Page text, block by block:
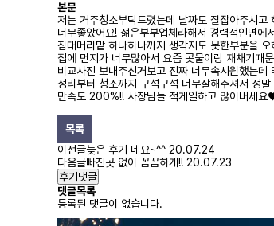
본문
저는 거주청소부탁드렸는데 날짜도 잘잡아주시고
너무좋았어요! 젊은부부업체라해서 경력적인면
침대머리맡 하나하나까지 생각지도 못한부분을
집에 먼지가 너무많아서 요즘 콧물이랑 재채기때
비교사진 보내주신거보고 진짜 너무속시원했는
정리부터 청소까지 구석구석 너무잘해주셔서 정
만족도 200%!! 사장님들 적게일하고 많이버세요
목록
이전글늦은 후기 네요~^^ 20.07.24
다음글빠진곳 없이 꼼꼼하게!! 20.07.23
후기댓글
댓글목록
등록된 댓글이 없습니다.